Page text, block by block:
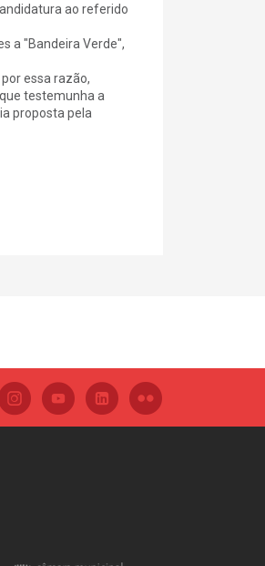
ao referido
a "Bandeira Verde",
essa razão,
testemunha a
proposta pela